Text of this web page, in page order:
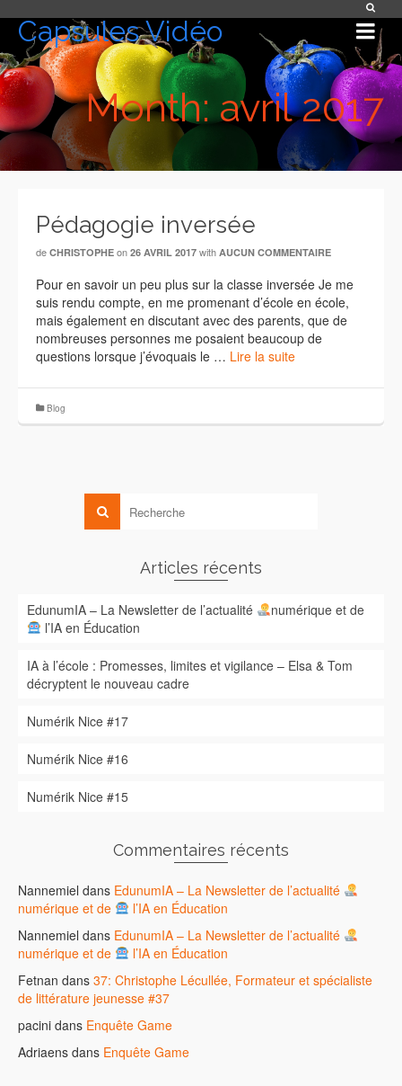
Capsules Vidéo
Month: avril 2017
Pédagogie inversée
de CHRISTOPHE on 26 AVRIL 2017 with AUCUN COMMENTAIRE
Pour en savoir un peu plus sur la classe inversée Je me
suis rendu compte, en me promenant d’école en école,
mais également en discutant avec des parents, que de
nombreuses personnes me posaient beaucoup de
questions lorsque j’évoquais le … Lire la suite
Blog
Articles récents
EdunumIA – La Newsletter de l’actualité
numérique et de
l’IA en Éducation
IA à l’école : Promesses, limites et vigilance – Elsa & Tom
décryptent le nouveau cadre
Numérik Nice #17
Numérik Nice #16
Numérik Nice #15
Commentaires récents
Nannemiel dans EdunumIA – La Newsletter de l’actualité
numérique et de
l’IA en Éducation
Nannemiel dans EdunumIA – La Newsletter de l’actualité
numérique et de
l’IA en Éducation
Fetnan dans 37: Christophe Lécullée, Formateur et spécialiste
de littérature jeunesse #37
pacini dans Enquête Game
Adriaens dans Enquête Game